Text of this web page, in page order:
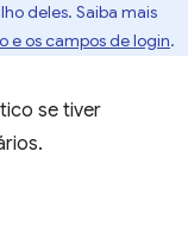
deles. Saiba mais
os campos de login.
se tiver